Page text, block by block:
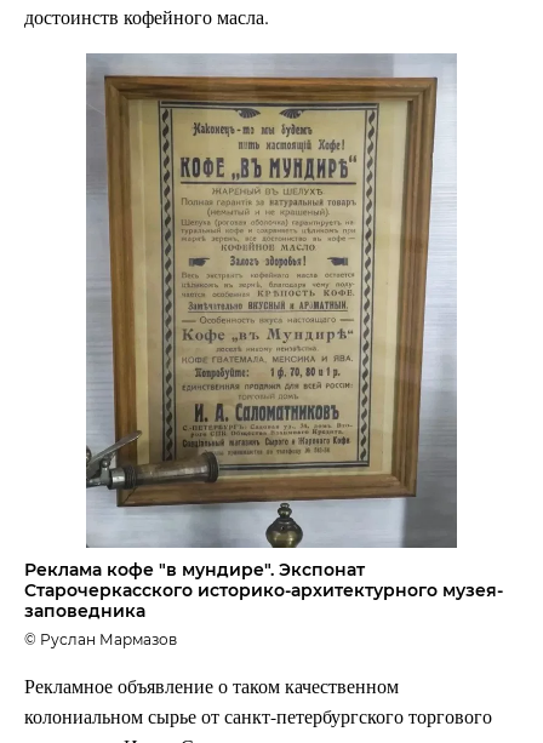
достоинств кофейного масла.
Реклама кофе "в мундире". Экспонат
Старочеркасского историко-архитектурного музея-
заповедника
© Руслан Мармазов
Рекламное объявление о таком качественном
колониальном сырье от санкт-петербургского торгового